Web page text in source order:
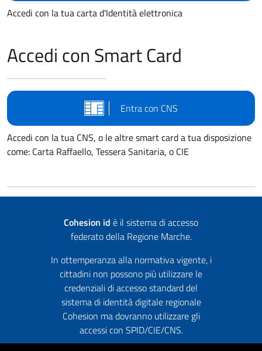
Accedi con la tua carta d'Identità elettronica
Accedi con Smart Card
Entra con CNS
Accedi con la tua CNS, o le altre smart card a tua disposizione
come: Carta Raffaello, Tessera Sanitaria, o CIE
Cohesion id è il sistema di accesso
federato della Regione Marche.
In ottemperanza alla normativa vigente, i
cittadini non possono più utilizzare le
credenziali di accesso standard del
sistema di identità digitale regionale
Cohesion ma dovranno utilizzare gli
accessi con SPID/CIE/CNS.